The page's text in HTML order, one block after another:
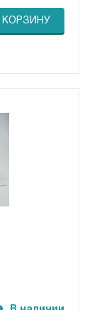
КОРЗИНУ